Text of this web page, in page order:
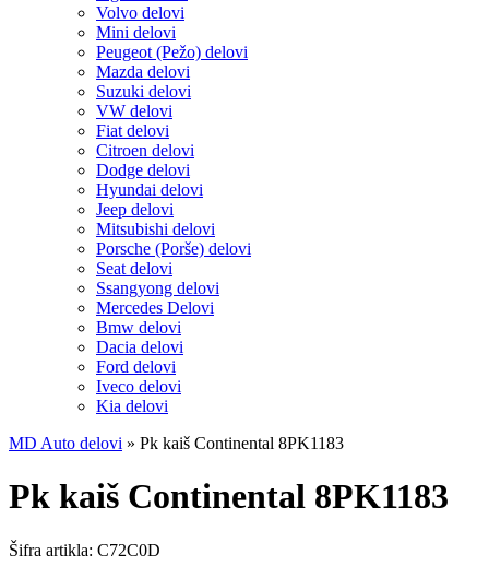
Volvo delovi
Mini delovi
Peugeot (Pežo) delovi
Mazda delovi
Suzuki delovi
VW delovi
Fiat delovi
Citroen delovi
Dodge delovi
Hyundai delovi
Jeep delovi
Mitsubishi delovi
Porsche (Porše) delovi
Seat delovi
Ssangyong delovi
Mercedes Delovi
Bmw delovi
Dacia delovi
Ford delovi
Iveco delovi
Kia delovi
MD Auto delovi » Pk kaiš Continental 8PK1183
Pk kaiš Continental 8PK1183
Šifra artikla: C72C0D